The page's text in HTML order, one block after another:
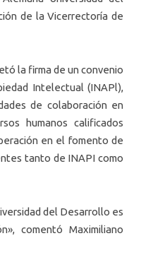
de la Vicerrectoría de
la firma de un convenio
Intelectual (INAPl),
de colaboración en
humanos calificados
en el fomento de
tanto de INAPI como
del Desarrollo es
comentó Maximiliano